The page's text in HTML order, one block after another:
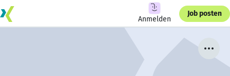
Anmelden
Job posten